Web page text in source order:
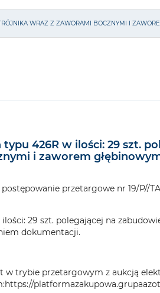
WRAZ Z ZAWORAMI BOCZNYMI I
426R w ilości: 29 szt.
i zaworem
przetargowe nr 19/P//
29 szt. polegającej na
dokumentacji.
w trybie przetargowym z aukcją
https://